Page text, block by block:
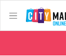
text.skipToContent